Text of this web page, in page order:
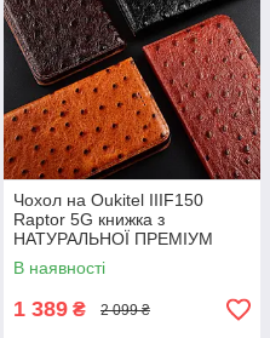
Чохол на Oukitel IIIF150
Raptor 5G книжка з
НАТУРАЛЬНОЇ ПРЕМІУМ
ШКІРИ із підставкою
протиударний магнітний
В наявності
1 389 ₴ 2 099 ₴